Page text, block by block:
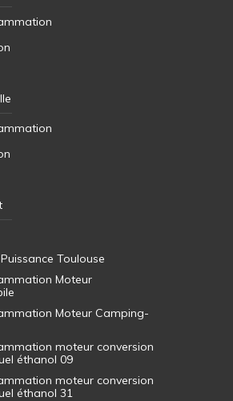
Toulouse
Moteur
Moteur Camping-
moteur conversion
éthanol 09
moteur conversion
éthanol 31